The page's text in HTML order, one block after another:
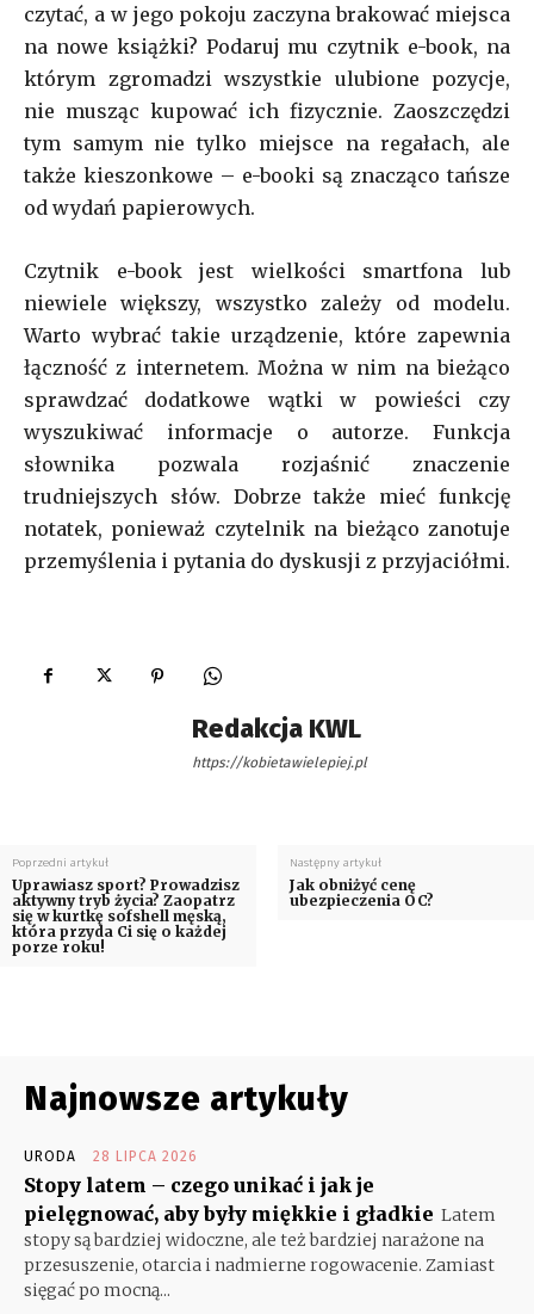
czytać, a w jego pokoju zaczyna brakować miejsca
na nowe książki? Podaruj mu czytnik e-book, na
którym zgromadzi wszystkie ulubione pozycje,
nie musząc kupować ich fizycznie. Zaoszczędzi
tym samym nie tylko miejsce na regałach, ale
także kieszonkowe – e-booki są znacząco tańsze
od wydań papierowych.
Czytnik e-book jest wielkości smartfona lub
niewiele większy, wszystko zależy od modelu.
Warto wybrać takie urządzenie, które zapewnia
łączność z internetem. Można w nim na bieżąco
sprawdzać dodatkowe wątki w powieści czy
wyszukiwać informacje o autorze. Funkcja
słownika pozwala rozjaśnić znaczenie
trudniejszych słów. Dobrze także mieć funkcję
notatek, ponieważ czytelnik na bieżąco zanotuje
przemyślenia i pytania do dyskusji z przyjaciółmi.
Redakcja KWL
https://kobietawielepiej.pl
Poprzedni artykuł
Uprawiasz sport? Prowadzisz
aktywny tryb życia? Zaopatrz
się w kurtkę sofshell męską,
która przyda Ci się o każdej
porze roku!
Następny artykuł
Jak obniżyć cenę
ubezpieczenia OC?
Najnowsze artykuły
URODA 28 LIPCA 2026
Stopy latem – czego unikać i jak je
pielęgnować, aby były miękkie i gładkie Latem
stopy są bardziej widoczne, ale też bardziej narażone na
przesuszenie, otarcia i nadmierne rogowacenie. Zamiast
sięgać po mocną...